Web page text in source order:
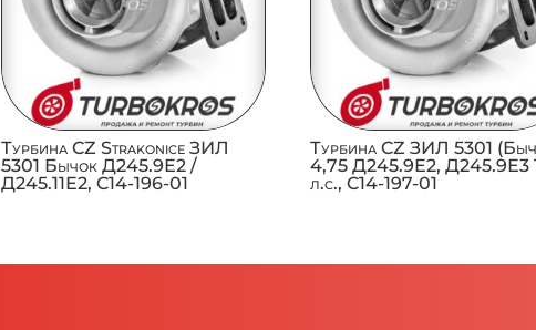
Турбина CZ Strakonice ЗИЛ
5301 Бычок Д245.9Е2 /
Д245.11Е2, C14-196-01
Турбина CZ ЗИЛ 5301
4,75 Д245.9Е2, Д245.9Е3
л.с., C14-197-01